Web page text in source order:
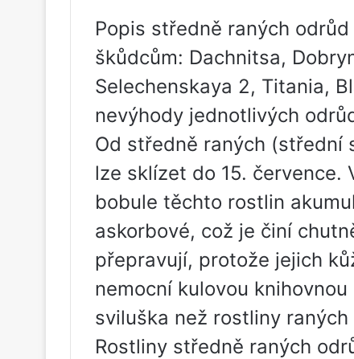
Popis středně raných
škůdcům: Dachnitsa,
Selechenskaya 2, Titania,
nevýhody jednotlivých
Od středně raných (střední
lze sklízet do 15. července.
bobule těchto rostlin
askorbové, což je činí
přepravují, protože jejich
nemocní kulovou
sviluška než rostliny raných
Rostliny středně raných